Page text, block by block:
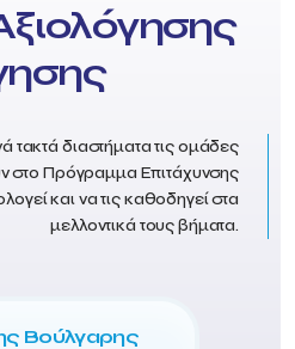
τακτά διαστήματα τις ομάδες
στο Πρόγραμμα Επιτάχυνσης
και να τις καθοδηγεί στα
μελλοντικά τους βήματα.
Βούλγαρης